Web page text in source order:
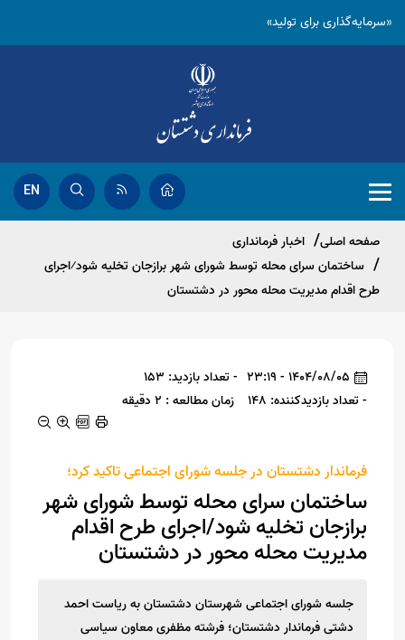
«سرمایه‌گذاری برای تولید»
EN
صفحه اصلی
اخبار فرمانداری
ساختمان سرای محله توسط شورای شهر برازجان تخلیه شود⁄اجرای
طرح اقدام مدیریت محله محور در دشتستان
1404/08/05 - 23:19
- تعداد بازدید: 153
- تعداد بازدیدکننده: 148
زمان مطالعه : 2 دقیقه
فرماندار دشتستان در جلسه شورای اجتماعی تاکید کرد؛
ساختمان سرای محله توسط شورای شهر
برازجان تخلیه شود/اجرای طرح اقدام
مدیریت محله محور در دشتستان
جلسه شورای اجتماعی شهرستان دشتستان به ریاست احمد
دشتی فرماندار دشتستان؛ فرشته مظفری معاون سیاسی